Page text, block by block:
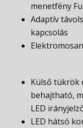
menetfény
Adaptív
kapcsolás
Külső tükrök
behajtható,
LED
LED hátsó